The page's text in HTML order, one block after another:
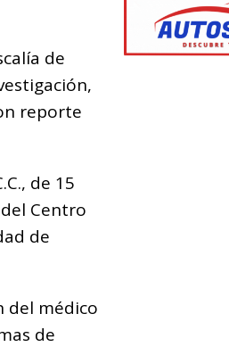
de
reporte
de 15
Centro
de
del médico
de